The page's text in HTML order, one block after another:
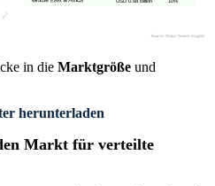
in die Marktgröße und
herunterladen
Markt für verteilte